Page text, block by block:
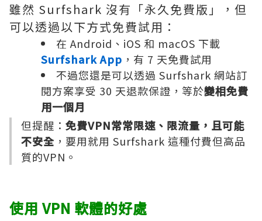
雖然 Surfshark 沒有「永久免費版」，但
可以透過以下方式免費試用：
在 Android、iOS 和 macOS 下載
Surfshark App ，有 7 天免費試用
不過您還是可以透過 Surfshark 網站訂
閱方案享受 30 天退款保證，等於變相免費
用一個月
但提醒： 免費VPN常常限速、限流量，且可能
不安全 ，要用就用 Surfshark 這種付費但高品
質的VPN。
使用 VPN 軟體的好處